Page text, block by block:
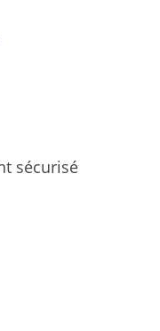
sécurisé